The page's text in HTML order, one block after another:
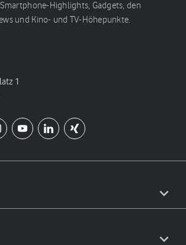
Highlights, Gadgets, den
und Kino- und TV-Höhepunkte.
1